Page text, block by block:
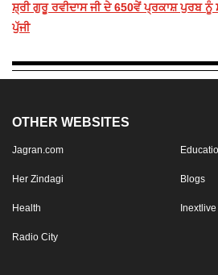
ਸ਼੍ਰੀ ਗੁਰੂ ਰਵੀਦਾਸ ਜੀ ਦੇ 650ਵੇਂ ਪ੍ਰਕਾਸ਼ ਪੁਰਬ
ਪੁੱਜੀ
OTHER WEBSITES
Jagran.com
Her Zindagi Blogs
Health Inextlive
Radio City